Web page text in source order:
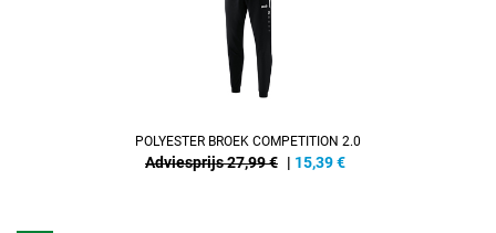
POLYESTER BROEK COMPETITION 2.0
Adviesprijs 27,99 € | 15,39€